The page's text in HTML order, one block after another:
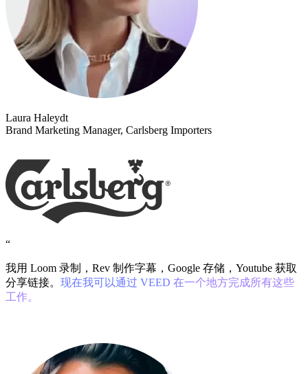
Laura Haleydt
Brand Marketing Manager, Carlsberg Importers
“
我用 Loom 录制，Rev 制作字幕，Google 存储，Youtube 获取
分享链接。 现在我可以通过 VEED 在一个地方完成所有这些
工作。